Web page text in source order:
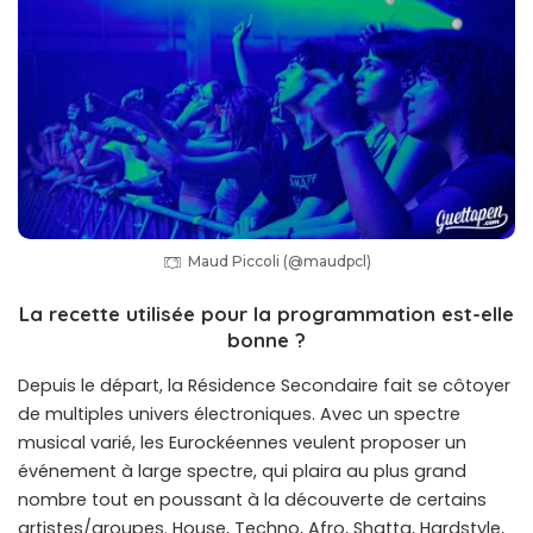
Maud Piccoli (@maudpcl)
La recette utilisée pour la programmation est-elle
bonne ?
Depuis le départ, la Résidence Secondaire fait se côtoyer
de multiples univers électroniques. Avec un spectre
musical varié, les Eurockéennes veulent proposer un
événement à large spectre, qui plaira au plus grand
nombre tout en poussant à la découverte de certains
artistes/groupes. House, Techno, Afro, Shatta, Hardstyle,